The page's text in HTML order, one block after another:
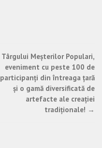
Târgului Meşterilor Populari,
eveniment cu peste 100 de
participanţi din întreaga ţară
şi o gamă diversificată de
artefacte ale creaţiei
tradiţionale! →